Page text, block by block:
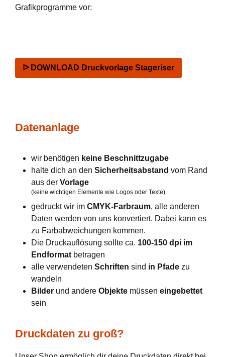
Grafikprogramme vor:
ᐅ DOWNLOAD Druckvorlage Stageriser
Datenanlage
wir benötigen keine Beschnittzugabe
halte dich an den Sicherheitsabstand vom Rand
aus der Vorlage
(keine wichtigen Elemente wie Logos oder Texte)
gedruckt wir im CMYK-Farbraum, alle anderen
Daten werden von uns konvertiert. Dabei kann es
zu Farbabweichungen kommen.
Die Druckauflösung sollte ca. 100-150 dpi im
Endformat betragen
alle verwendeten Schriften sind in Pfade zu
wandeln
Bilder und andere Objekte müssen eingebettet
sein
Druckdaten zu groß?